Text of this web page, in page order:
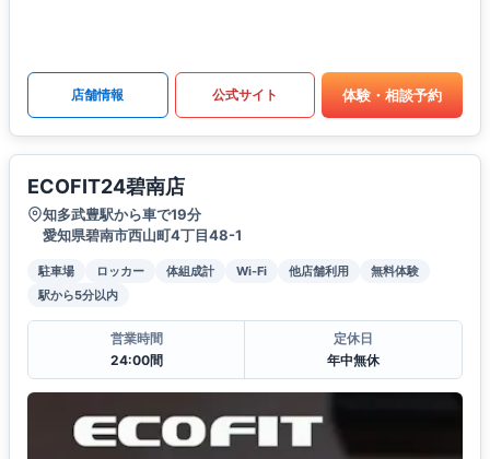
店舗情報 公式サイト 体験・相談予約
ECOFIT24碧南店
知多武豊駅から車で19分
愛知県碧南市西山町4丁目48-1
駐車場 ロッカー 体組成計 Wi-Fi 他店舗利用
無料体験
駅から5分以内
営業時間
24:00間
定休日
年中無休